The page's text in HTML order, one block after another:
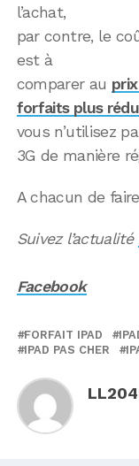
l’achat,
par contre, le
est à
comparer au
forfaits plus
vous n’utilisez
3G de manière
A chacun de
Suivez l’actualité
Facebook
FORFAIT IPAD
IPAD PAS CHER